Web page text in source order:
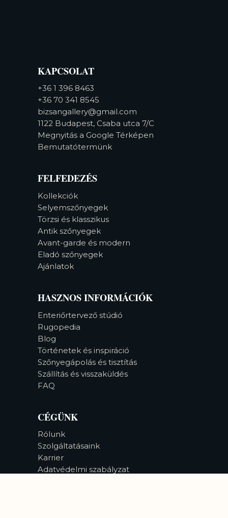
KAPCSOLAT
+36 1 396 8463
+36 70 341 8545
bizsangallery@gmail.com
1122 Budapest, Csaba utca 7/C
Megnyitás a Google Térképen
Bemutatótermünk
FELFEDEZÉS
Kollekciók
Selyemszőnyegek
Törzsi és klasszikus
Antik szőnyegek
Avant-garde és modern
Eladó szőnyegek
Ajánlatok
HASZNOS INFORMÁCIÓK
Enteriőrtervező stúdió
Rugopedia
Blog
Történetek és inspiráció
Szőnyegápolás és tisztítás
Szállítás és visszaküldés
FAQ
CÉGÜNK
Rólunk
Szolgáltatásaink
Karrier
Adatvédelmi szabályzat